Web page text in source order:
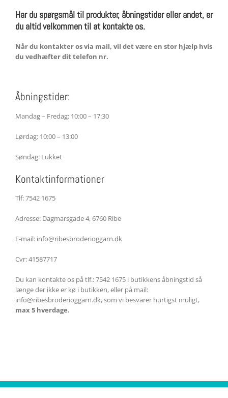
Har du spørgsmål til produkter, åbningstider eller andet, er
du altid velkommen til at kontakte os.
Når du kontakter os via mail, vil det være en stor hjælp hvis
du vedhæfter dit telefon nr.
Åbningstider:
Mandag – Fredag: 10:00 – 17:30
Lørdag: 10:00 – 13:00
Søndag: Lukket
Kontaktinformationer
Tlf: 7542 1675
Adresse: Dagmarsgade 4, 6760 Ribe
E-mail: info@ribesbroderioggarn.dk
Cvr: 41587717
Du kan kontakte os på tlf.: 7542 1675 i butikkens åbningstid så
længe der ikke er kø i butikken, eller på mail:
info@ribesbroderioggarn.dk, som vi besvarer hurtigst muligt,
max 5 hverdage.